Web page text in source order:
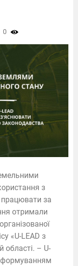
з
за
отримали
«U-LEAD з
області. – U-
0